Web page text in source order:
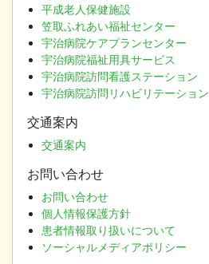
平成老人保健施設
笠取ふれあい福祉センター
宇治病院ケアプランセンター
宇治病院福祉用具サービス
宇治病院訪問看護ステーション
宇治病院訪問リハビリテーション
交通案内
交通案内
お問い合わせ
お問い合わせ
個人情報保護方針
患者情報取り扱いについて
ソーシャルメディアポリシー